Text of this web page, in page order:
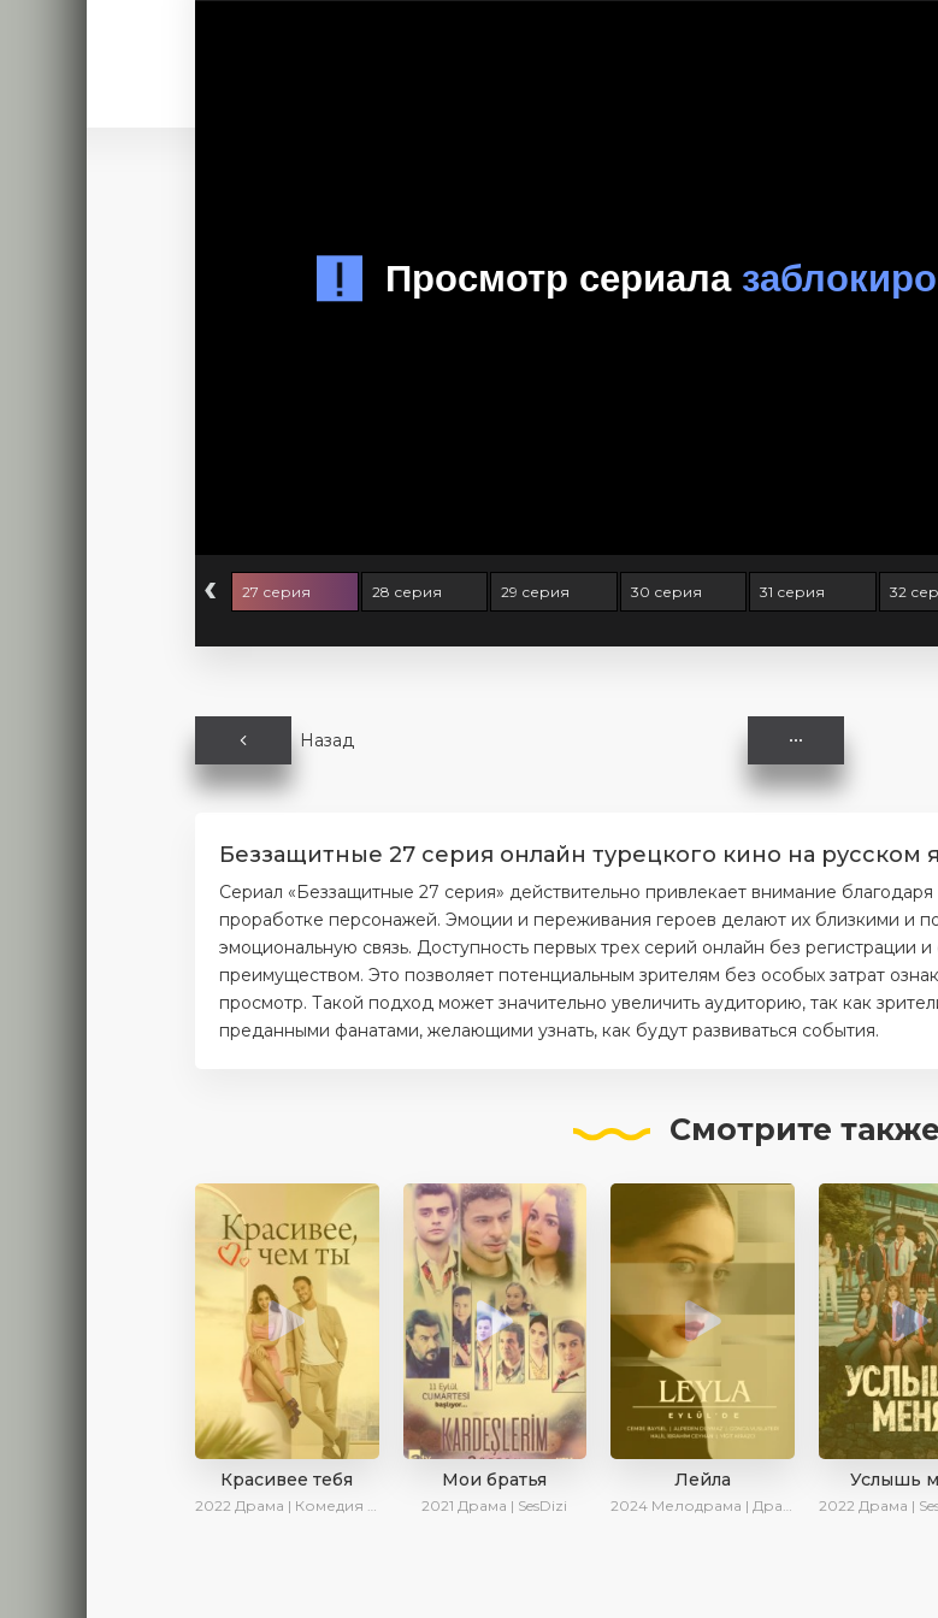
‹ 27 серия 28 серия 29 серия 30 серия 31 серия 32
Назад
Беззащитные 27 серия онлайн турецкого кино на русском
Сериал «Беззащитные 27 серия» действительно привлекает внимание
проработке персонажей. Эмоции и переживания героев делают их близкими и
эмоциональную связь. Доступность первых трех серий онлайн без регистрации
преимуществом. Это позволяет потенциальным зрителям без особых затрат
просмотр. Такой подход может значительно увеличить аудиторию, так как
преданными фанатами, желающими узнать, как будут развиваться события.
Смотрите
Красивее тебя
2022 Драма | Комедия | SesDizi | AveTurk | Turok1990
Мои братья
2021 Драма | SesDizi
Лейла
2024 Мелодрама | Драма | Ирина Котова | AveTurk | AlisaDirilis | Сериалы 2024
Услышь
2022 Драма | SesDizi |